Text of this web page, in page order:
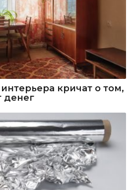
кричат о том,
денег